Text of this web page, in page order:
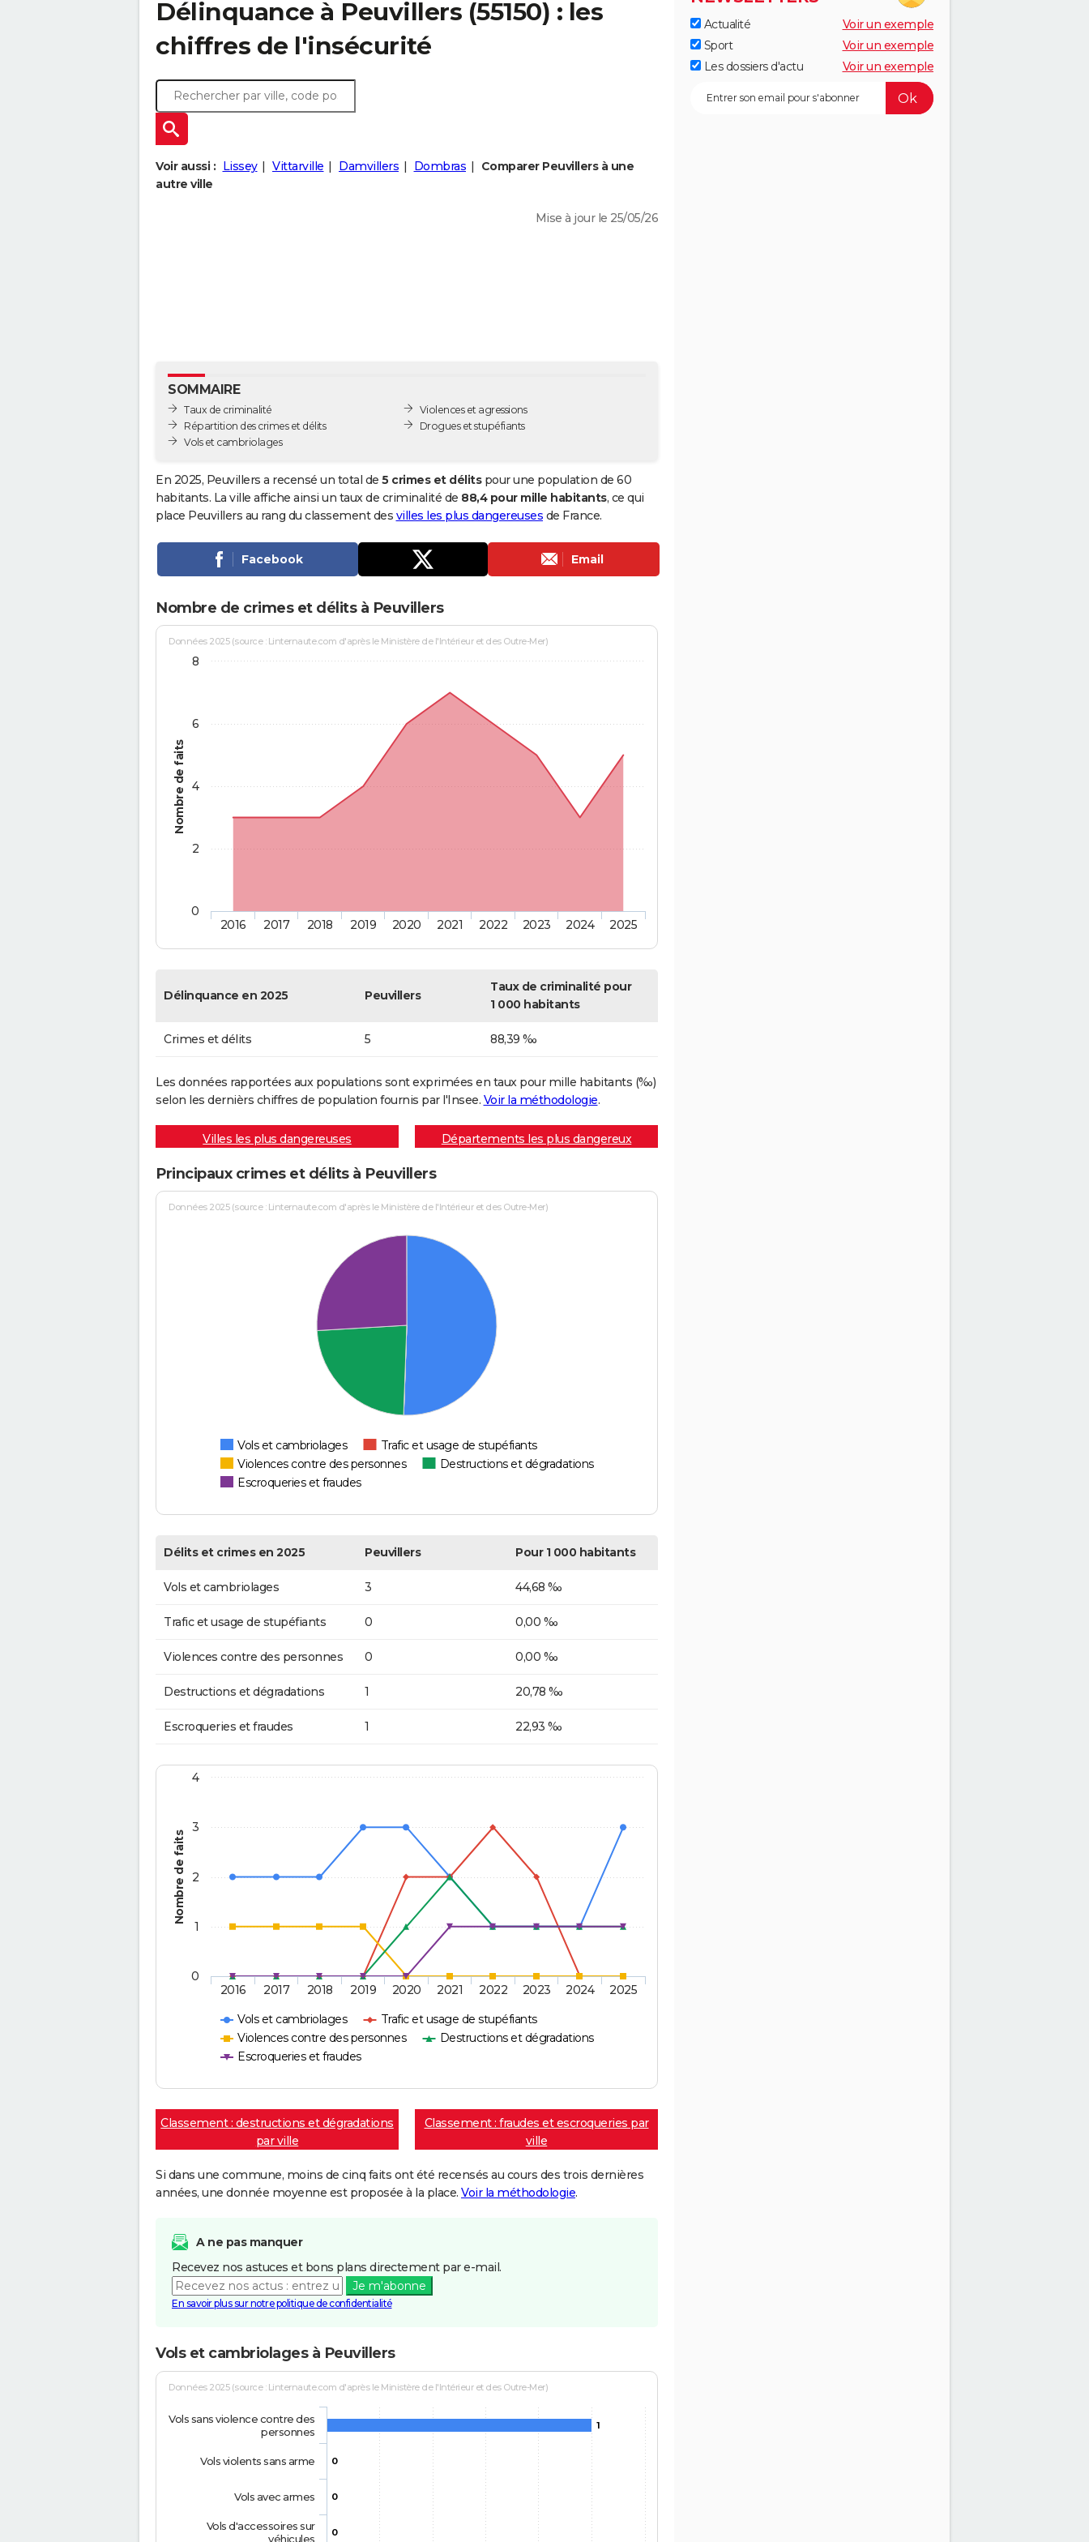
Délinquance à Peuvillers (55150) : les
chiffres de l'insécurité
Voir aussi : Lissey Vittarville Damvillers Dombras
Comparer Peuvillers à une
autre ville
Mise à jour le 25/05/26
SOMMAIRE
Taux de criminalité
Répartition des crimes et délits
Vols et cambriolages
Violences et agressions
Drogues et stupéfiants
En 2025, Peuvillers a recensé un total de 5 crimes et délitspour une population de 60
habitants. La ville affiche ainsi un taux de criminalité de 88,4 pour mille habitants, ce qui
place Peuvillers au rang du classement des villes les plus dangereuses de France.
Facebook Email
Nombre de crimes et délits à Peuvillers
Nombre de faits
Données 2025 (source : Linternaute.com d'après le Ministère de l'Intérieur et des Outre-Mer)
2016 2017 2018 2019 2020 2021 2022 2023 2024 2025
0
2
4
6
8
Délinquance en 2025 Peuvillers
Taux de criminalité pour
1 000 habitants
Crimes et délits 5 88,39 ‰
Les données rapportées aux populations sont exprimées en taux pour mille habitants (‰)
selon les dernièrs chiffres de population fournis par l'Insee. Voir la méthodologie.
Villes les plus dangereuses Départements les plus dangereux
Principaux crimes et délits à Peuvillers
Données 2025 (source : Linternaute.com d'après le Ministère de l'Intérieur et des Outre-Mer)
Vols et cambriolages
Trafic et usage de stupéfiants
Violences contre des personnes
Destructions et dégradations
Escroqueries et fraudes
Délits et crimes en 2025 Peuvillers Pour 1 000 habitants
Vols et cambriolages 3 44,68 ‰
Trafic et usage de stupéfiants 0 0,00 ‰
Violences contre des personnes 0 0,00 ‰
Destructions et dégradations 1 20,78 ‰
Escroqueries et fraudes 1 22,93 ‰
Nombre de faits
Vols et cambriolages
Trafic et usage de stupéfiants
Violences contre des personnes
Destructions et dégradations
Escroqueries et fraudes
2016 2017 2018 2019 2020 2021 2022 2023 2024 2025
0
1
2
3
4
Classement : destructions et dégradations
par ville
Classement : fraudes et escroqueries par
ville
Si dans une commune, moins de cinq faits ont été recensés au cours des trois dernières
années, une donnée moyenne est proposée à la place. Voir la méthodologie.
A ne pas manquer
Recevez nos astuces et bons plans directement par e-mail.
Je m'abonne
En savoir plus sur notre politique de confidentialité
Vols et cambriolages à Peuvillers
Données 2025 (source : Linternaute.com d'après le Ministère de l'Intérieur et des Outre-Mer)
1
0
0
0
Vols sans violence contre des
personnes
Vols violents sans arme
Vols avec armes
Vols d'accessoires sur
véhicules
Actualité
Voir un exemple
Sport
Voir un exemple
Les dossiers d'actu
Voir un exemple